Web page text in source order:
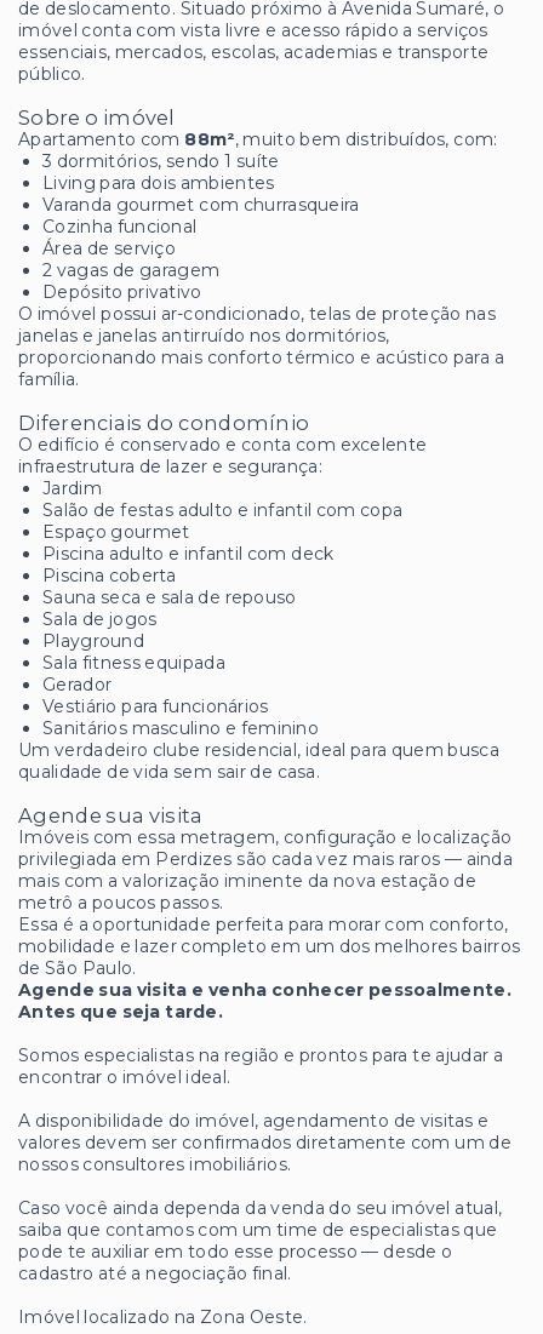
de deslocamento. Situado próximo à Avenida Sumaré, o
imóvel conta com vista livre e acesso rápido a serviços
essenciais, mercados, escolas, academias e transporte
público.
Sobre o imóvel
Apartamento com 88m², muito bem distribuídos, com:
3 dormitórios, sendo 1 suíte
Living para dois ambientes
Varanda gourmet com churrasqueira
Cozinha funcional
Área de serviço
2 vagas de garagem
Depósito privativo
O imóvel possui ar-condicionado, telas de proteção nas
janelas e janelas antirruído nos dormitórios,
proporcionando mais conforto térmico e acústico para a
família.
Diferenciais do condomínio
O edifício é conservado e conta com excelente
infraestrutura de lazer e segurança:
Jardim
Salão de festas adulto e infantil com copa
Espaço gourmet
Piscina adulto e infantil com deck
Piscina coberta
Sauna seca e sala de repouso
Sala de jogos
Playground
Sala fitness equipada
Gerador
Vestiário para funcionários
Sanitários masculino e feminino
Um verdadeiro clube residencial, ideal para quem busca
qualidade de vida sem sair de casa.
Agende sua visita
Imóveis com essa metragem, configuração e localização
privilegiada em Perdizes são cada vez mais raros — ainda
mais com a valorização iminente da nova estação de
metrô a poucos passos.
Essa é a oportunidade perfeita para morar com conforto,
mobilidade e lazer completo em um dos melhores bairros
de São Paulo.
Agende sua visita e venha conhecer pessoalmente.
Antes que seja tarde.
Somos especialistas na região e prontos para te ajudar a
encontrar o imóvel ideal.
A disponibilidade do imóvel, agendamento de visitas e
valores devem ser confirmados diretamente com um de
nossos consultores imobiliários.
Caso você ainda dependa da venda do seu imóvel atual,
saiba que contamos com um time de especialistas que
pode te auxiliar em todo esse processo — desde o
cadastro até a negociação final.
Imóvel localizado na Zona Oeste.